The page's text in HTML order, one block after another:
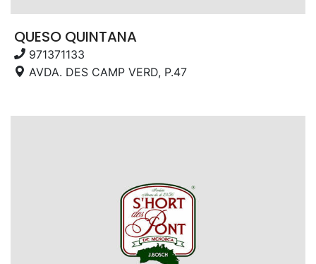
QUESO QUINTANA
971371133
AVDA. DES CAMP VERD, P.47